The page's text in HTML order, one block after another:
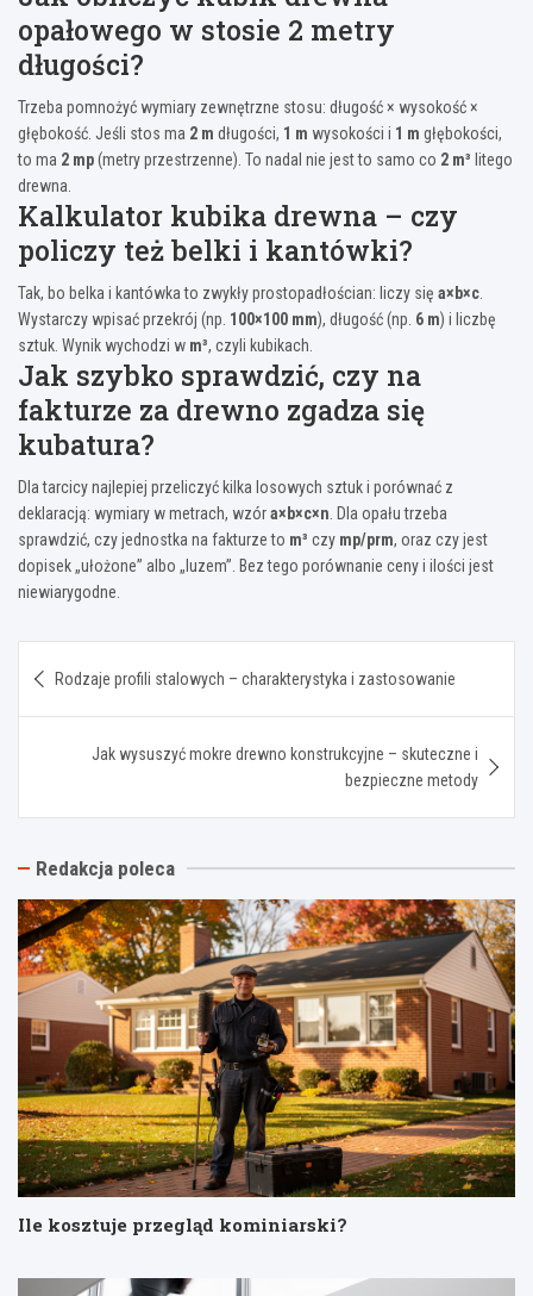
opałowego w stosie 2 metry
długości?
Trzeba pomnożyć wymiary zewnętrzne stosu: długość × wysokość ×
głębokość. Jeśli stos ma 2 m długości, 1 m wysokości i 1 m głębokości,
to ma 2 mp(metry przestrzenne). To nadal nie jest to samo co 2 m³ litego
drewna.
Kalkulator kubika drewna – czy
policzy też belki i kantówki?
Tak, bo belka i kantówka to zwykły prostopadłościan: liczy się a×b×c
Wystarczy wpisać przekrój (np. 100×100 mm), długość (np. 6 m) i liczbę
sztuk. Wynik wychodzi w m³, czyli kubikach.
Jak szybko sprawdzić, czy na
fakturze za drewno zgadza się
kubatura?
Dla tarcicy najlepiej przeliczyć kilka losowych sztuk i porównać z
deklaracją: wymiary w metrach, wzóra×b×c×n . Dla opału trzeba
sprawdzić, czy jednostka na fakturze to m³ czy mp/prm, oraz czy jest
dopisek „ułożone” albo „luzem”. Bez tego porównanie ceny i ilości jest
niewiarygodne.
wpisu
Rodzaje profili stalowych – charakterystyka i zastosowanie
Jak wysuszyć mokre drewno konstrukcyjne – skuteczne i
bezpieczne metody
Redakcja poleca
Ile kosztuje przegląd kominiarski?